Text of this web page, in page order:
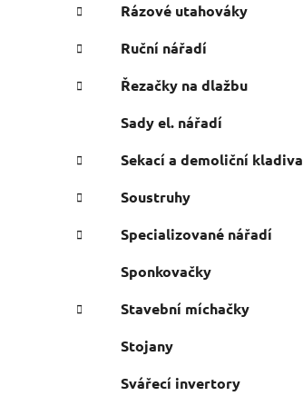
Rázové utahováky
Ruční nářadí
Řezačky na dlažbu
Sady el. nářadí
Sekací a demoliční kladiva
Soustruhy
Specializované nářadí
Sponkovačky
Stavební míchačky
Stojany
Svářecí invertory